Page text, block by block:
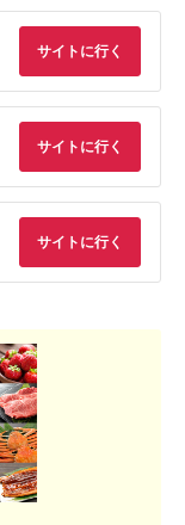
サイトに行く
サイトに行く
サイトに行く